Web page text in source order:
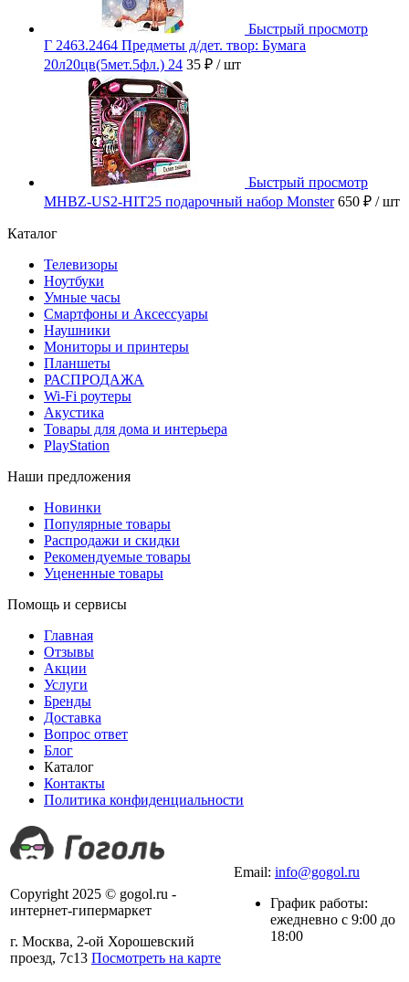
Быстрый просмотр
Г 2463.2464 Предметы д/дет. твор: Бумага
20л20цв(5мет.5фл.) 24 35 ₽ / шт
Быстрый просмотр
MHBZ-US2-HIT25 подарочный набор Monster 650 ₽ / шт
Каталог
Телевизоры
Ноутбуки
Умные часы
Смартфоны и Аксессуары
Наушники
Мониторы и принтеры
Планшеты
РАСПРОДАЖА
Wi-Fi роутеры
Акустика
Товары для дома и интерьера
PlayStation
Наши предложения
Новинки
Популярные товары
Распродажи и скидки
Рекомендуемые товары
Уцененные товары
Помощь и сервисы
Главная
Отзывы
Акции
Услуги
Бренды
Доставка
Вопрос ответ
Блог
Каталог
Контакты
Политика конфиденциальности
Copyright 2025 © gogol.ru -
интернет-гипермаркет
г. Москва, 2-ой Хорошевский
проезд, 7с13 Посмотреть на карте
Email: info@gogol.ru
График работы:
ежедневно с 9:00 до
18:00